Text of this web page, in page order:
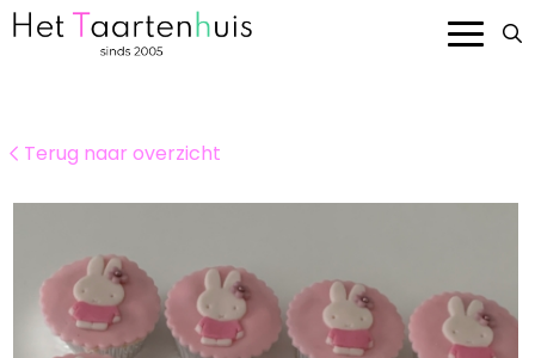
Smaken en prijzen
Over ons
Terug naar overzicht